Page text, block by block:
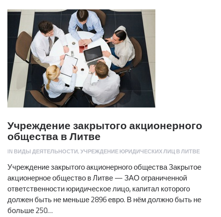
Учреждение закрытого акционерного
общества в Литве
IN ВИДЫ ДЕЯТЕЛЬНОСТИ,УЧРЕЖДЕНИЕ ЮРИДИЧЕСКИХ ЛИЦ В ЛИТВЕ
Учреждение закрытого акционерного общества Закрытое
акционерное общество в Литве — ЗАО ограниченной
ответственности юридическое лицо, капитал которого
должен быть не меньше 2896 евро. В нём должно быть не
больше 250…